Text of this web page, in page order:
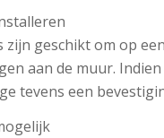
geschikt om op
aan de muur.
tevens een